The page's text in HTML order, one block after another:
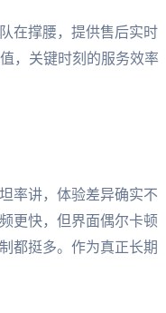
在撑腰，提供售后实时
，关键时刻的服务效率
率讲，体验差异确实不
更快，但界面偶尔卡顿
都挺多。作为真正长期